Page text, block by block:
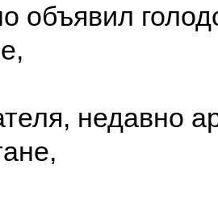
объявил
недавно